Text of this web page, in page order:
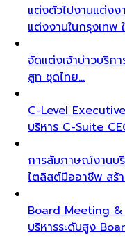
แต่งตัวไปงานแต่ง
แต่งงานในกรุงเทพ
จัดแต่งเจ้าบ่าวบริก
สูท ชุดไทย…
C-Level
บริหาร C-Suite
การสัมภาษณ์งานบ
ไตลิสต์มืออาชีพ สร้
Board Meeting &
บริหารระดับสูง